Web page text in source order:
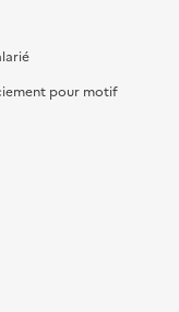
pour motif